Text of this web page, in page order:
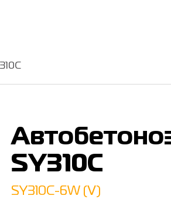
SY310C
SY310C-6W (Ⅴ)